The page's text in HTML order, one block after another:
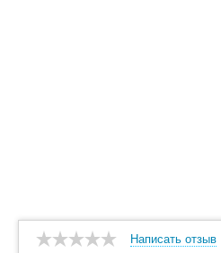
Написать отзыв